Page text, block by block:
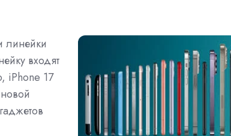
линейки
входят
iPhone 17